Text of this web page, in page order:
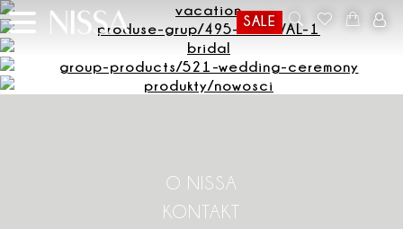
SALE
O NISSA
KONTAKT